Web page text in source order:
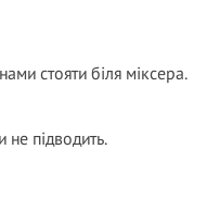
стояти біля міксера.
підводить.